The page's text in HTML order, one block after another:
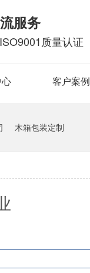
服务
质量认证
客户案例
木箱包装定制